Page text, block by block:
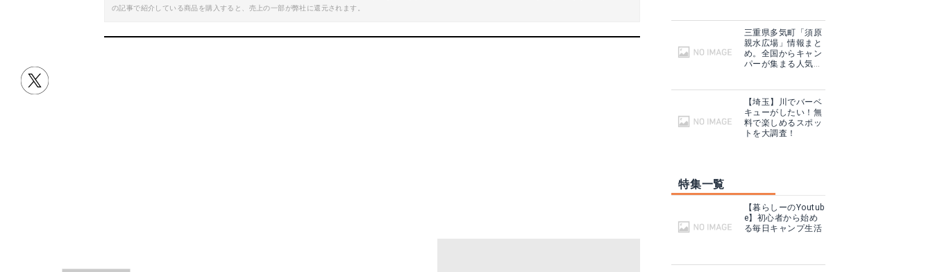
の記事で紹介している商品を購入すると、売上の一部が弊社に還元されます。
三重県多気町「須原
親水広場」情報まと
め。全国からキャン
パーが集まる人気ス
【埼玉】川でバーベ
キューがしたい！無
料で楽しめるスポッ
トを大調査！
特集一覧
【暮らしーのYoutub
e】初心者から始め
る毎日キャンプ生活